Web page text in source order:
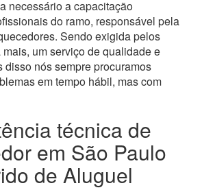
necessário a capacitação
do ramo, responsável pela
Sendo exigida pelos
um serviço de qualidade e
disso nós sempre procuramos
em tempo hábil, mas com
técnica de
em São Paulo
de Aluguel